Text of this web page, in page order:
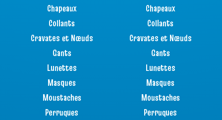
Chapeaux
Collants
Cravates et Nœuds
Gants
Lunettes
Masques
Moustaches
Perruques
Chapeaux
Collants
Cravates et Nœuds
Gants
Lunettes
Masques
Moustaches
Perruques